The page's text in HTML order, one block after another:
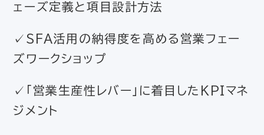
ェーズ定義と項目設計方法
✓SFA活用の納得度を高める営業フェー
ズワークショップ
✓「営業生産性レバー」に着目したKPIマネ
ジメント